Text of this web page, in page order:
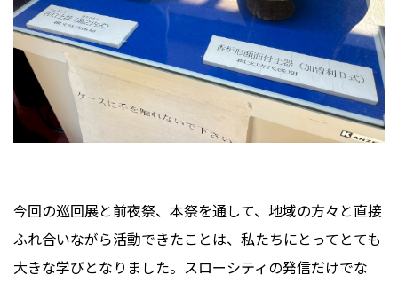
今回の巡回展と前夜祭、本祭を通して、地域の方々と直接
ふれ合いながら活動できたことは、私たちにとってとても
大きな学びとなりました。スローシティの発信だけでな